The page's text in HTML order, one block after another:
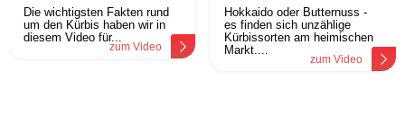
Die wichtigsten Fakten rund
um den Kürbis haben wir in
diesem Video für...
zum Video
Hokkaido oder Butternuss -
es finden sich unzählige
Kürbissorten am heimischen
Markt....
zum Video